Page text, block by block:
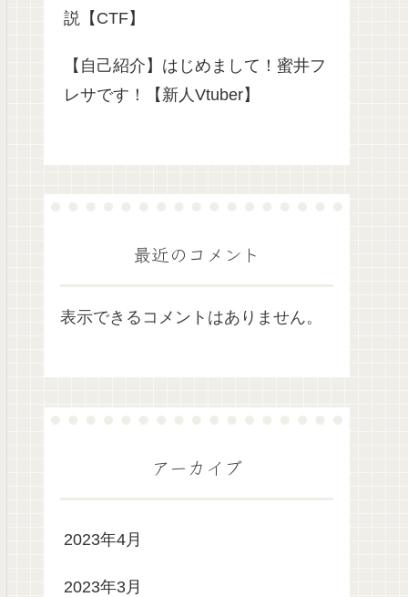
説【CTF】
【自己紹介】はじめまして！蜜井フ
レサです！【新人Vtuber】
最近のコメント
表示できるコメントはありません。
アーカイブ
2023年4月
2023年3月